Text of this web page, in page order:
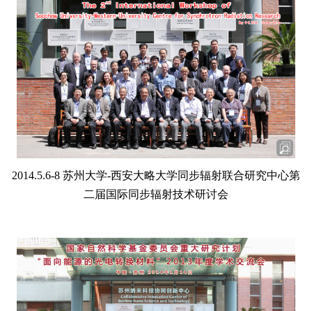
2014.5.6-8 苏州大学-西安大略大学同步辐射联合研究中心第
二届国际同步辐射技术研讨会